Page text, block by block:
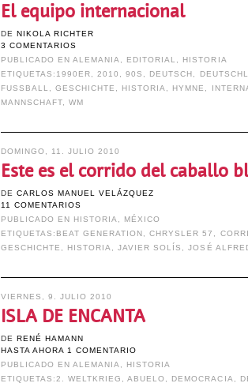
El equipo internacional
DE NIKOLA RICHTER
3 COMENTARIOS
PUBLICADO EN ALEMANIA EDITORIAL
HISTORIA
ETIQUETAS: 1990ER 2010 ,90S DEUTSCH
FUSSBALL
GESCHICHTE HISTORIA HYMNE
MANNSCHAFT, WM
DOMINGO, 11. JULIO 2010
Este es el corrido del caballo
DE CARLOS MANUEL VELÁZQUEZ
11 COMENTARIOS
PUBLICADO EN HISTORIA
MÉXICO
ETIQUETAS: BEAT GENERATION ,CHRYSLER 57
GESCHICHTE
HISTORIA ,JAVIER SOLÍS ,JOSÉ
VIERNES, 9. JULIO 2010
ISLA DE ENCANTA
DE RENÉ HAMANN
HASTA AHORA 1 COMENTARIO
PUBLICADO EN ALEMANIA
HISTORIA
ETIQUETAS:2. WELTKRIEG ,ABUELO DEMOCRACIA